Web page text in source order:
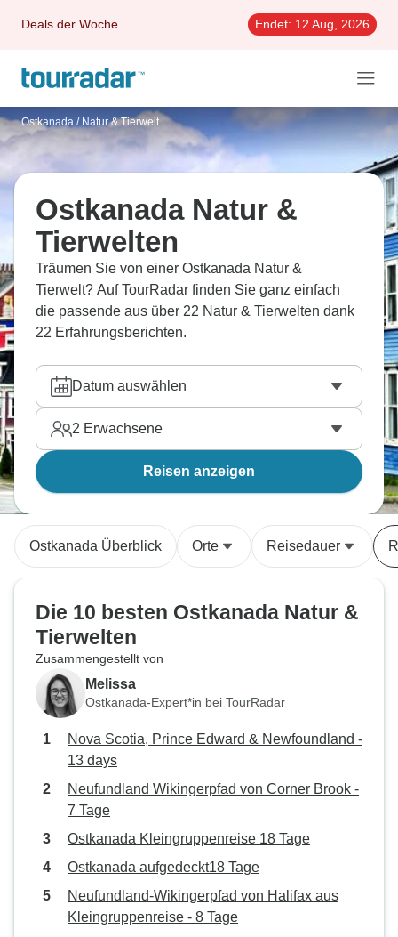
Deals der Woche Endet: 12 Aug, 2026
Ostkanada / Natur & Tierwelt
Ostkanada Natur &
Tierwelten
Träumen Sie von einer Ostkanada Natur &
Tierwelt? Auf TourRadar finden Sie ganz einfach
die passende aus über 22 Natur & Tierwelten dank
22 Erfahrungsberichten.
Datum auswählen
2 Erwachsene
Reisen anzeigen
Ostkanada Überblick Orte Reisedauer
Die 10 besten Ostkanada Natur &
Tierwelten
Zusammengestellt von
Melissa
Ostkanada-Expert*in bei TourRadar
Nova Scotia, Prince Edward & Newfoundland -
13 days
Neufundland Wikingerpfad von Corner Brook -
7 Tage
Ostkanada Kleingruppenreise 18 Tage
Ostkanada aufgedeckt18 Tage
Neufundland-Wikingerpfad von Halifax aus
Kleingruppenreise - 8 Tage